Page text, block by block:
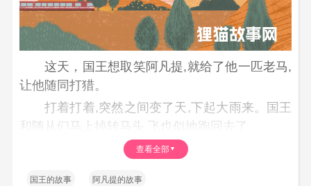
这天，国王想取笑阿凡提,就给了他一匹老马,
让他随同打猎。
打着打着,突然之间变了天,下起大雨来。国王
和随从们马上掉转马头,飞也似地跑回去了。
阿凡提的马跑不动,他就把外衣脱下来装在品
查看全部
国王的故事 阿凡提的故事